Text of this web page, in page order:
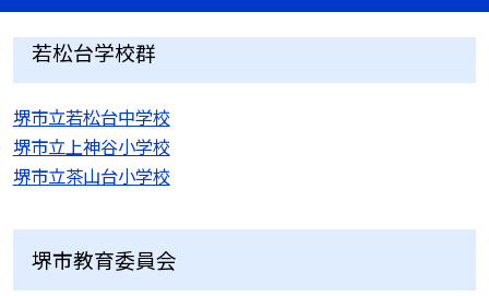
若松台学校群
堺市立若松台中学校
堺市立上神谷小学校
堺市立茶山台小学校
堺市教育委員会